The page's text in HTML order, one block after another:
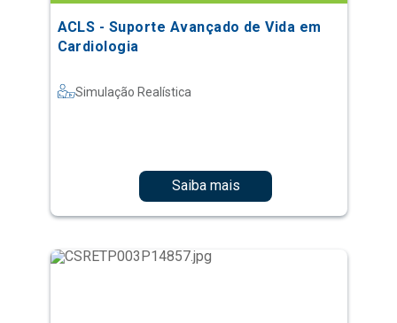
ACLS - Suporte Avançado de Vida em
Cardiologia
Simulação Realística
Saiba mais